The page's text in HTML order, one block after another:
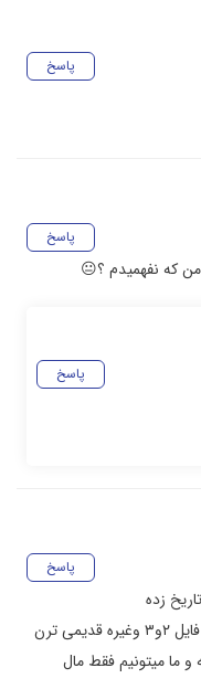
پاسخ
پاسخ
که نفهمیدم ؟😐
پاسخ
پاسخ
زده
و نوشته دیماه ۱۴۰۴ یعنی امسال و این ماه و فایل ۲و۳ وغیره قدیمی ترن
ما میتونیم فقط مال